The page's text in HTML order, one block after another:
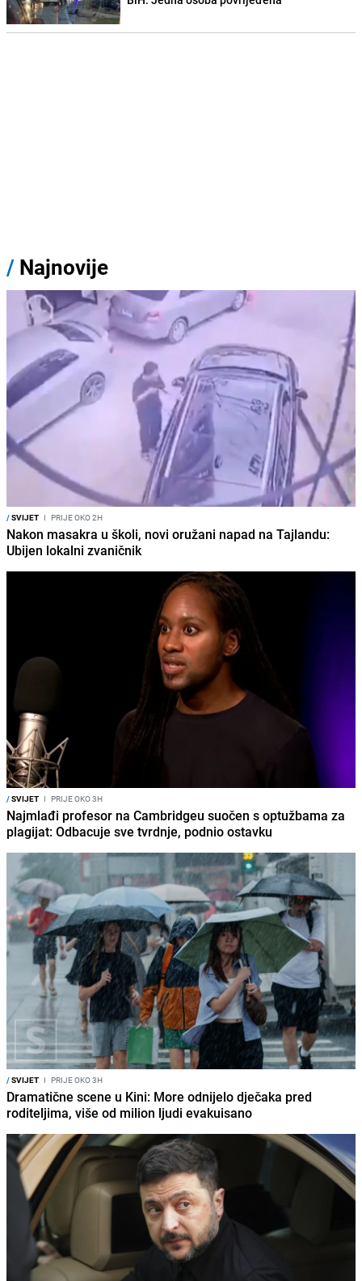
/ Najnovije
/SVIJET I PRIJE OKO 2H
Nakon masakra u školi, novi oružani napad na Tajlandu:
Ubijen lokalni zvaničnik
/SVIJET I PRIJE OKO 3H
Najmlađi profesor na Cambridgeu suočen s optužbama za
plagijat: Odbacuje sve tvrdnje, podnio ostavku
/SVIJET I PRIJE OKO 3H
Dramatične scene u Kini: More odnijelo dječaka pred
roditeljima, više od milion ljudi evakuisano